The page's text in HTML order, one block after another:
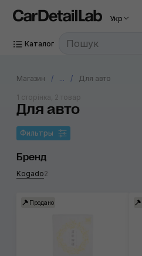
Укр
Каталог
Магазин ... Для авто
Для авто
1 сторінка, 2 товар
Фильтры
Бренд
Kogado2
Продано